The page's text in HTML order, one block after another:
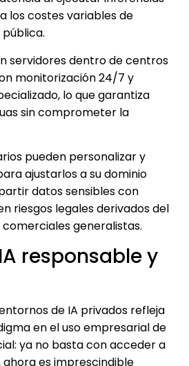
los costes variables de
servidores dentro de centros
monitorización 24/7 y
lo que garantiza
sin comprometer la
pueden personalizar y
ajustarlos a su dominio
datos sensibles con
riesgos legales derivados del
generalistas.
responsable y
de IA privados refleja
en el uso empresarial de
ya no basta con acceder a
es imprescindible